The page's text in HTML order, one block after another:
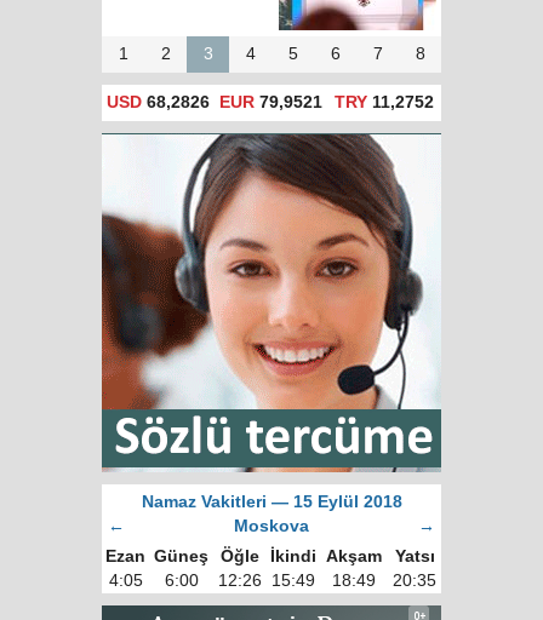
1 2 3 4 5 6 7 8
USD 68,2826 EUR 79,9521 TRY 11,2752
Namaz Vakitleri — 15 Eylül 2018
←
Moskova
→
Ezan Güneş Öğle İkindi Akşam
Yatsı
4:05
6:00 12:26 15:49 18:49 20:35